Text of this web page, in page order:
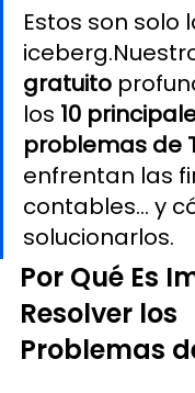
Estos son solo
gratuito
los 10
problemas de
enfrentan las
contables… y
solucionarlos.
Por Qué Es
Resolver los
Problemas